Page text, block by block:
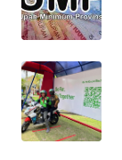
WN
KALTARA
WN
KALSEL
WN